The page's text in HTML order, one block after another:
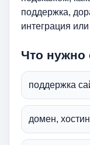
поддержка,
интеграция
Что нужно
поддержка
домен,